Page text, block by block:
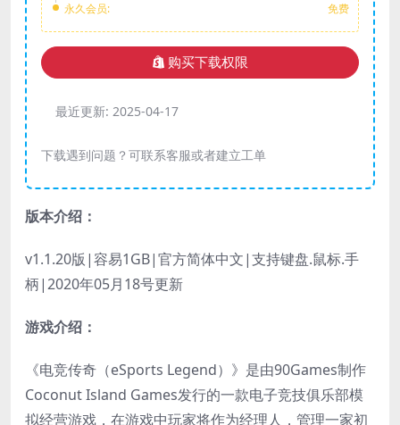
永久会员:
免费
购买下载权限
最近更新: 2025-04-17
下载遇到问题？可联系客服或者建立工单
版本介绍：
v1.1.20版|容易1GB|官方简体中文|支持键盘.鼠标.手
柄|2020年05月18号更新
游戏介绍：
《电竞传奇（eSports Legend）》是由90Games制作
Coconut Island Games发行的一款电子竞技俱乐部模
拟经营游戏，在游戏中玩家将作为经理人，管理一家初